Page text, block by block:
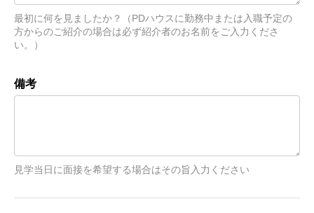
最初に何を見ましたか？（PDハウスに勤務中または入職予定の
方からのご紹介の場合は必ず紹介者のお名前をご入力くださ
い。）
備考
見学当日に面接を希望する場合はその旨入力ください